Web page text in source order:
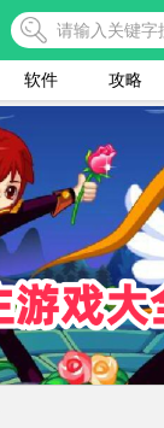
软件 攻略